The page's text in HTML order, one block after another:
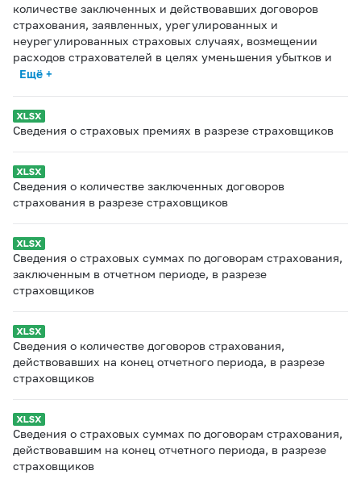
количестве заключенных и действовавших договоров
страхования, заявленных, урегулированных и
неурегулированных страховых случаях, возмещении
расходов страхователей в целях уменьшения убытков и
Ещё +
Сведения о страховых премиях в разрезе страховщиков
Сведения о количестве заключенных договоров
страхования в разрезе страховщиков
Сведения о страховых суммах по договорам страхования,
заключенным в отчетном периоде, в разрезе
страховщиков
Сведения о количестве договоров страхования,
действовавших на конец отчетного периода, в разрезе
страховщиков
Сведения о страховых суммах по договорам страхования,
действовавшим на конец отчетного периода, в разрезе
страховщиков